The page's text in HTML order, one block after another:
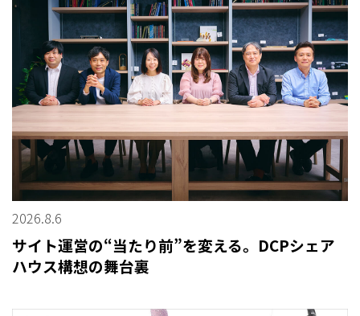
2026.8.6
サイト運営の“当たり前”を変える。DCPシェア
ハウス構想の舞台裏